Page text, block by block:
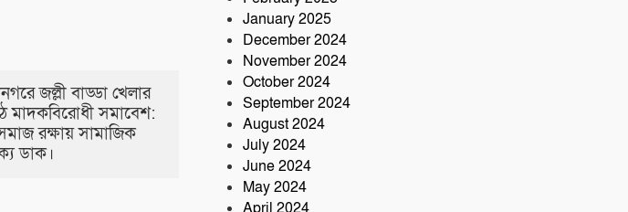
জল্লী বাড্ডা খেলার
মাদকবিরোধী সমাবেশ:
রক্ষায় সামাজিক
ডাক।
January 2025
December 2024
November 2024
October 2024
September 2024
August 2024
July 2024
June 2024
May 2024